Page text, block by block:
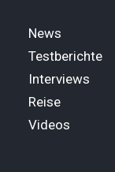
News
Testberichte
Interviews
Reise
Videos